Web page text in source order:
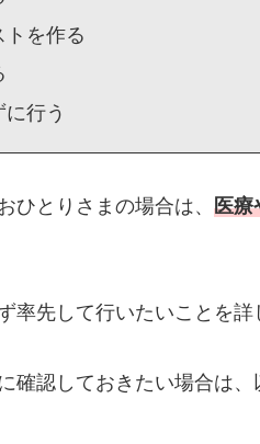
を作る
行う
ひとりさまの場合は、 医療
率先して行いたいことを詳
確認しておきたい場合は